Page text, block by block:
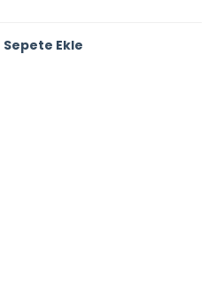
Sepete Ekle